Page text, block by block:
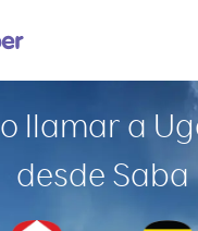
llamar a
desde Saba